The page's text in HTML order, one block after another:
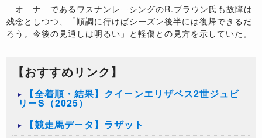
オーナーであるワスナンレーシングのR.ブラウン氏も故障は
残念としつつ、「順調に行けばシーズン後半には復帰できるだ
ろう。今後の見通しは明るい」と軽傷との見方を示していた。
【おすすめリンク】
【全着順・結果】クイーンエリザベス2世ジュビ
リーS（2025）
【競走馬データ】ラザット